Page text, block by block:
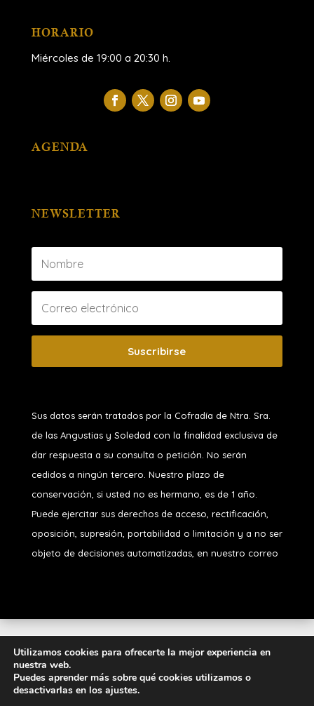
HORARIO
Miércoles de 19:00 a 20:30 h.
AGENDA
NEWSLETTER
Suscribirse
Sus datos serán tratados por la Cofradía de Ntra. Sra.
de las Angustias y Soledad con la finalidad exclusiva de
dar respuesta a su consulta o petición. No serán
cedidos a ningún tercero. Nuestro plazo de
conservación, si usted no es hermano, es de 1 año.
Puede ejercitar sus derechos de acceso, rectificación,
oposición, supresión, portabilidad o limitación y a no ser
objeto de decisiones automatizadas, en nuestro correo
Diseñado poriNova Cloud. Una empresa deGrupo
reservados.Política de Privacidad
Utilizamos cookies para ofrecerte la mejor experiencia en
nuestra web.
Puedes aprender más sobre qué cookies utilizamos o
desactivarlas en los ajustes.